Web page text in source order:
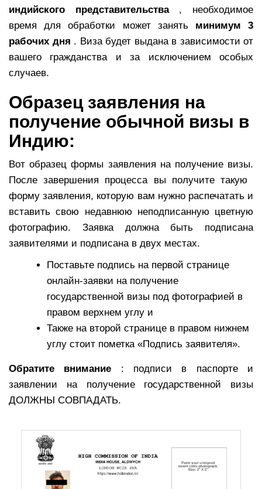
индийского представительства, необходимое
время для обработки может занять минимум 3
рабочих дня . Виза будет выдана в зависимости от
вашего гражданства и за исключением особых
случаев.
Образец заявления на
получение обычной визы в
Индию:
Вот образец формы заявления на получение визы.
После завершения процесса вы получите такую ​​​​
форму заявления, которую вам нужно распечатать и
вставить свою недавнюю неподписанную цветную
фотографию. Заявка должна быть подписана
заявителями и подписана в двух местах.
Поставьте подпись на первой странице
онлайн-заявки на получение
государственной визы под фотографией в
правом верхнем углу и
Также на второй странице в правом нижнем
углу стоит пометка «Подпись заявителя».
Обратите внимание : подписи в паспорте и
заявлении на получение государственной визы
ДОЛЖНЫ СОВПАДАТЬ.